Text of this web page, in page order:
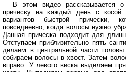
В этом видео рассказывается
прическу на каждый день с косой
вариантов быстрой прически,
повседневно, когда волосы нужно
Данная прическа подходит для
Отступаем приблизительно пять
делаем в центральной части
собираем волосы в хвост. Затем
вправо. У левого виска выделяем